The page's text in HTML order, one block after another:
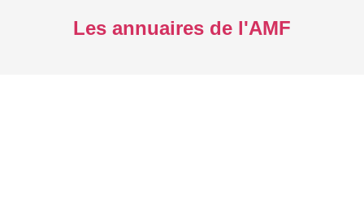
Les annuaires de l'AMF